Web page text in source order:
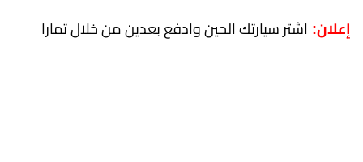
إعلان: اشتر سيارتك الحين وادفع بعدين من خلال تمارا